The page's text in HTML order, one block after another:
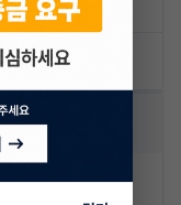
승계 리스트